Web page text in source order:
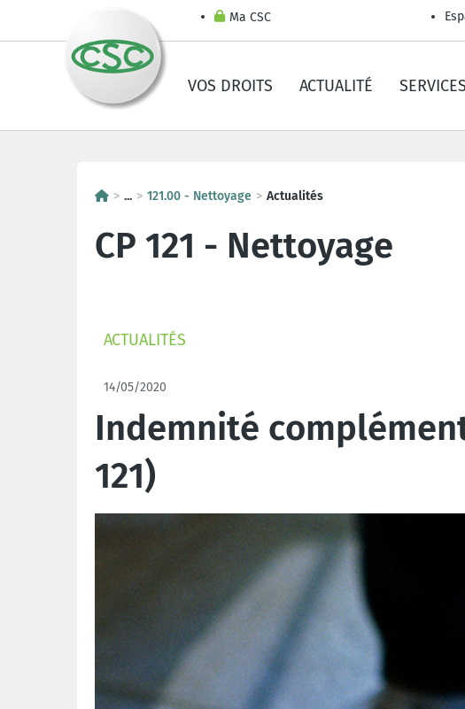
Ma CSC
VOS DROITS ACTUALITÉ SERVICES
... 121.00 - Nettoyage Actualités
CP 121 - Nettoyage
ACTUALITÉS
14/05/2020
Indemnité
121)